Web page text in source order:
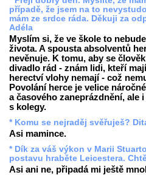
případě, že jsem na to
mám ze srdce ráda. Děkuji za
Adéla
Myslím si, že ve škole to
života. A spousta absolventů
nevěnuje. K tomu, aby se
divadlo rád - znám lidi, kteří
herectví vlohy nemají - což
Povolání herce je velice
a časového zaneprázdnění, ale
s kolegy.
* Komu se nejraděj svěřuješ?
Asi mamince.
* Dík za váš výkon v Marii
postavu hraběte Leicestera.
Asi ani ne, připadá mi ještě